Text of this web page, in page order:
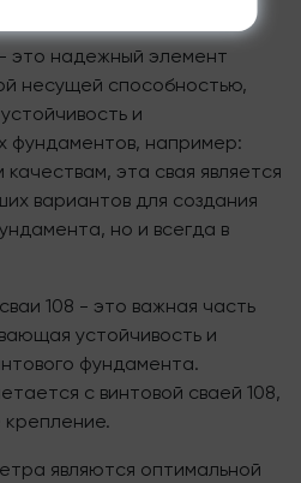
это надежный элемент
несущей способностью,
и
фундаментов, например:
эта свая является
вариантов для создания
но и всегда в
108 - это важная часть
устойчивость и
фундамента.
с винтовой сваей 108,
являются оптимальной